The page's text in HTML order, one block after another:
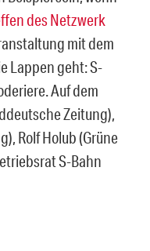
des Netzwerk
mit dem
Lappen geht: S-
Auf dem
Zeitung),
Rolf Holub (Grüne
S-Bahn